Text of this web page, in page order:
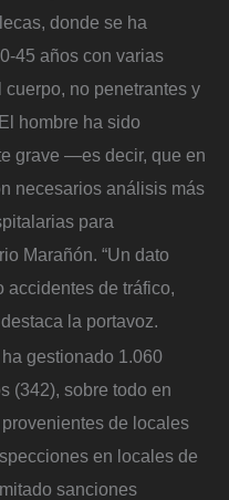
donde se ha
45 años con varias
no penetrantes y
hombre ha sido
grave ―es decir, que en
necesarios análisis más
para
Marañón. “Un dato
accidentes de tráfico,
la portavoz.
gestionado 1.060
(342), sobre todo en
de locales
en locales de
sanciones